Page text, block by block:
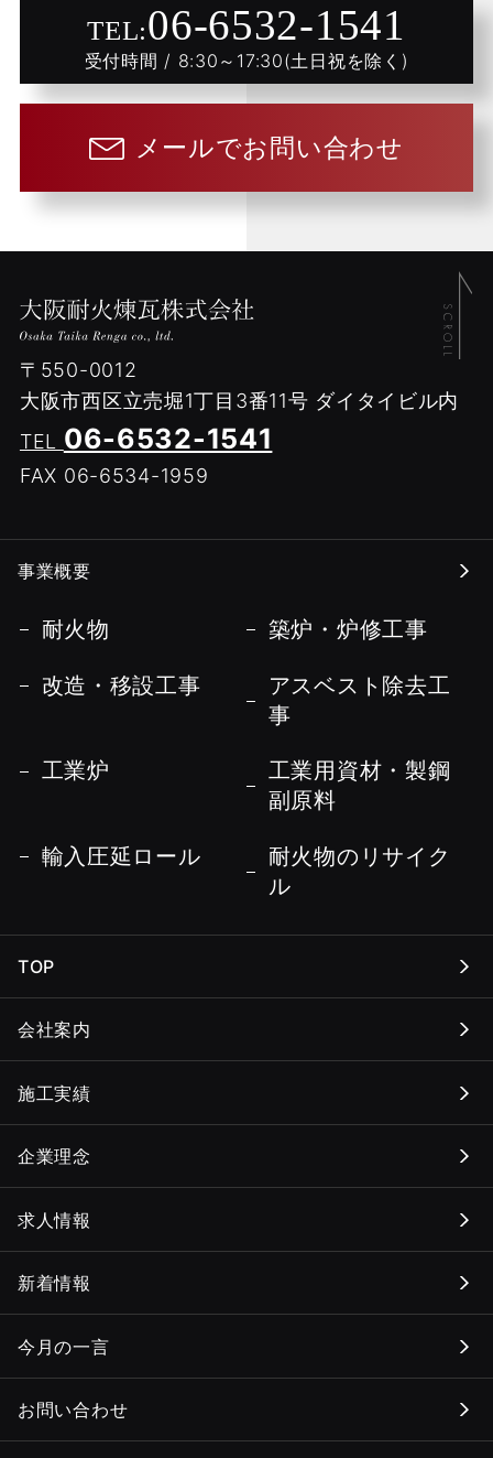
TEL:06-6532-1541
受付時間 / 8:30～17:30(土日祝を除く)
メールでお問い合わせ
〒550-0012
大阪市西区立売堀1丁目3番11号 ダイタイビル内
TEL 06-6532-1541
FAX 06-6534-1959
事業概要
耐火物 築炉・炉修工事
改造・移設工事
アスベスト除去工
事
工業炉
工業用資材・製鋼
副原料
輸入圧延ロール
耐火物のリサイク
ル
TOP
会社案内
施工実績
企業理念
求人情報
新着情報
今月の一言
お問い合わせ